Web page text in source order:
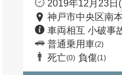
2019年12月23日
神戸市中央区南
車両相互 小破事
普通乗用車(2)
死亡(0) 負傷(1)